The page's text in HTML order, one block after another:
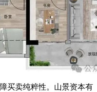
买卖纯粹性。山景资本有